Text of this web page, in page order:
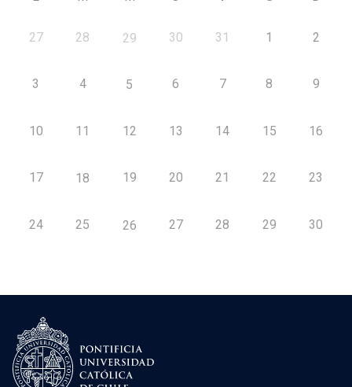
27 28 29 30 31 1 2
3 4 5 6 7 8 9
10 11 12 13 14 15 16
17 18 19 20 21 22 23
24 25 26 27 28 29 30